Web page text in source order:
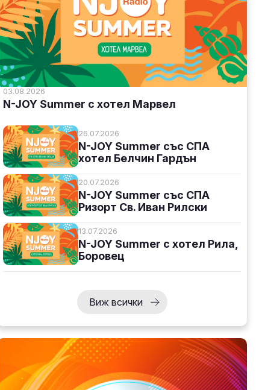
03.08.2026
N-JOY Summer с хотел Марвел
26.07.2026
N-JOY Summer със СПА
хотел Белчин Гардън
20.07.2026
N-JOY Summer със СПА
Ризорт Св. Иван Рилски
13.07.2026
N-JOY Summer с хотел Рила,
Боровец
Виж всички